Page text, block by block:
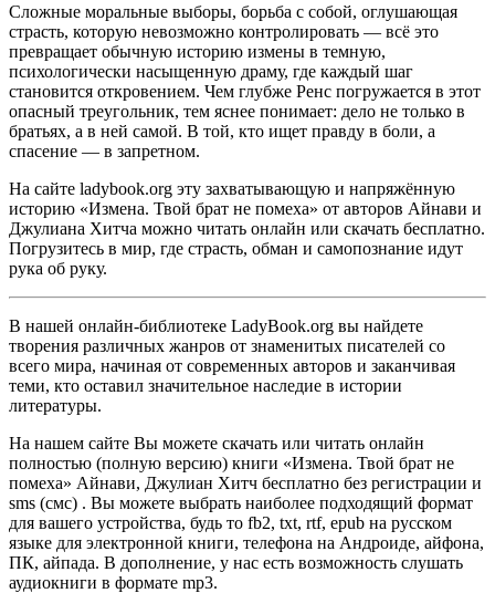
Сложные моральные выборы, борьба с собой, оглушающая
страсть, которую невозможно контролировать — всё это
превращает обычную историю измены в темную,
психологически насыщенную драму, где каждый шаг
становится откровением. Чем глубже Ренс погружается в этот
опасный треугольник, тем яснее понимает: дело не только в
братьях, а в ней самой. В той, кто ищет правду в боли, а
спасение — в запретном.
На сайте ladybook.org эту захватывающую и напряжённую
историю «Измена. Твой брат не помеха» от авторов Айнави и
Джулиана Хитча можно читать онлайн или скачать бесплатно.
Погрузитесь в мир, где страсть, обман и самопознание идут
рука об руку.
В нашей онлайн-библиотеке LadyBook.org вы найдете
творения различных жанров от знаменитых писателей со
всего мира, начиная от современных авторов и заканчивая
теми, кто оставил значительное наследие в истории
литературы.
На нашем сайте Вы можете скачать или читать онлайн
полностью (полную версию) книги «Измена. Твой брат не
помеха» Айнави, Джулиан Хитч бесплатно без регистрации и
sms (смс) . Вы можете выбрать наиболее подходящий формат
для вашего устройства, будь то fb2, txt, rtf, epub на русском
языке для электронной книги, телефона на Андроиде, айфона,
ПК, айпада. В дополнение, у нас есть возможность слушать
аудиокниги в формате mp3.